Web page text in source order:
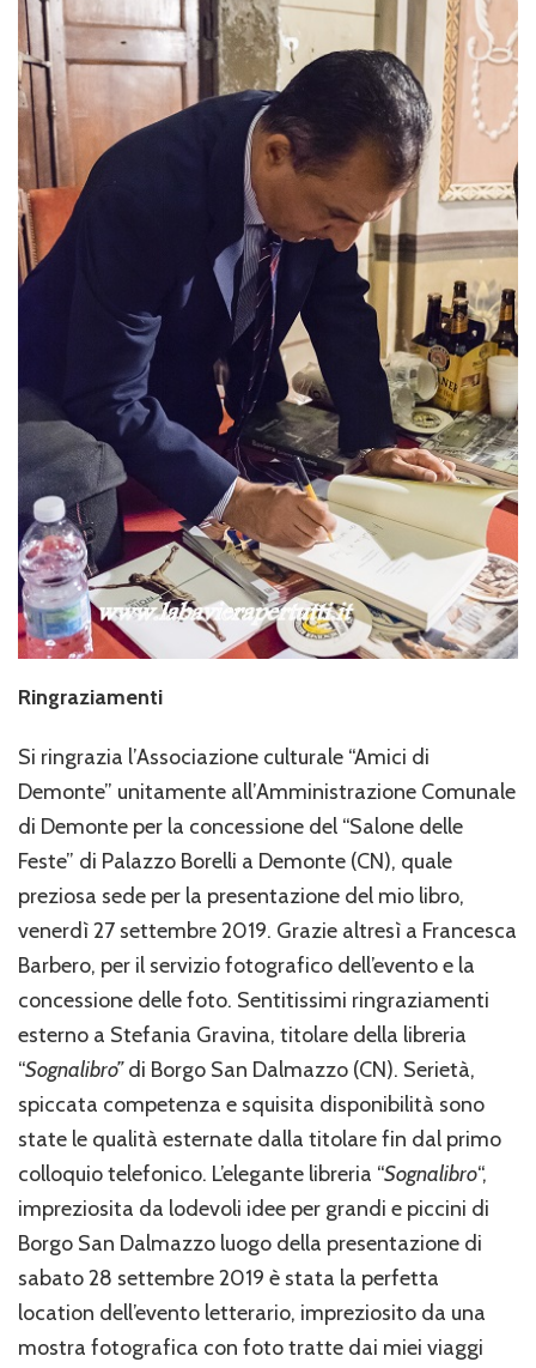
Ringraziamenti
Si ringrazia l’Associazione culturale “Amici di
Demonte” unitamente all’Amministrazione Comunale
di Demonte per la concessione del “Salone delle
Feste” di Palazzo Borelli a Demonte (CN), quale
preziosa sede per la presentazione del mio libro,
venerdì 27 settembre 2019. Grazie altresì a Francesca
Barbero, per il servizio fotografico dell’evento e la
concessione delle foto. Sentitissimi ringraziamenti
esterno a Stefania Gravina, titolare della libreria
“Sognalibro”di Borgo San Dalmazzo (CN). Serietà,
spiccata competenza e squisita disponibilità sono
state le qualità esternate dalla titolare fin dal primo
colloquio telefonico. L’elegante libreria “Sognalibro“,
impreziosita da lodevoli idee per grandi e piccini di
Borgo San Dalmazzo luogo della presentazione di
sabato 28 settembre 2019 è stata la perfetta
location dell’evento letterario, impreziosito da una
mostra fotografica con foto tratte dai miei viaggi